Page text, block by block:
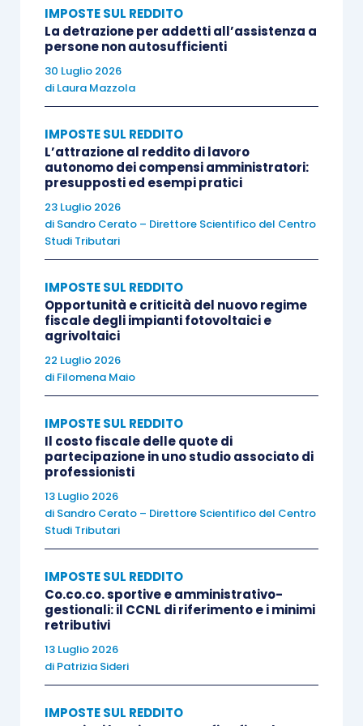
nell’esemplificare letipologie di attività
immaterialieleggibili al riallineamento, venne
fatto riferimento agli “
spese capitalizzate in più esercizi, ammortizzabili
es.: le spese di ricerca e sviluppo
impianto e ampliamento, ecc.)”.
Si tratta perciò di un ambito
ampioche, per i
di includere anchealtre attività immateriali
come è il caso, ad esempio, del c.d. “
(ROU) iscritto a seguito della prima adozione
dell’Ifrs 16, oppure della “customer list ” iscritta a
seguito di una
Vi è poi un secondo aspetto molto significativo,
che si riassume inun semplice interrogativo
sono riallineabili tutte letipologie di differenze
di valore contabile e fiscale
quindi la natura del disallineamento può diventare
un discrimine per l’accesso alla facoltà in
A tale proposito, larisposta fornita da Assonime
va nella condivisibile direzione della più ampia
ovvero che
differenziali “comunque generatisi”,
IMPOSTE SUL REDDITO
La detrazione per addetti all’assistenza a
persone non autosufficienti
30 Luglio 2026
di Laura Mazzola
IMPOSTE SUL REDDITO
L’attrazione al reddito di lavoro
autonomo dei compensi amministratori:
presupposti ed esempi pratici
23 Luglio 2026
di Sandro Cerato – Direttore Scientifico del Centro
Studi Tributari
IMPOSTE SUL REDDITO
Opportunità e criticità del nuovo regime
fiscale degli impianti fotovoltaici e
agrivoltaici
22 Luglio 2026
di Filomena Maio
IMPOSTE SUL REDDITO
Il costo fiscale delle quote di
partecipazione in uno studio associato di
professionisti
13 Luglio 2026
di Sandro Cerato – Direttore Scientifico del Centro
Studi Tributari
IMPOSTE SUL REDDITO
Co.co.co. sportive e amministrativo-
gestionali: il CCNL di riferimento e i minimi
retributivi
13 Luglio 2026
di Patrizia Sideri
IMPOSTE SUL REDDITO